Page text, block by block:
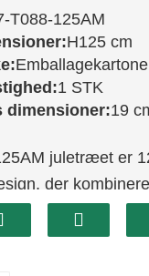
T088-125AM
H125 cm
1 STK
dimensioner:19
juletræet er
der
med sorte accenter,
effekt. Dette